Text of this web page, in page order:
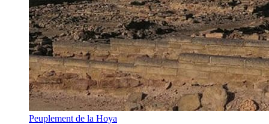
Peuplement de la Hoya